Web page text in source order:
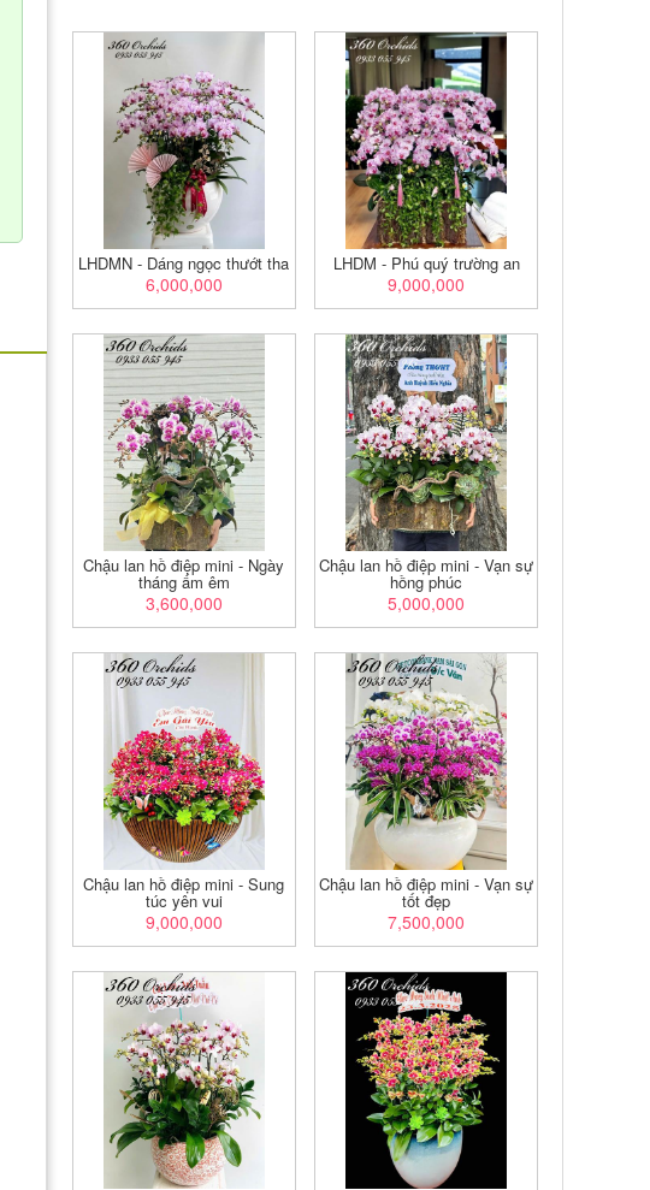
LHDMN - Dáng ngọc thướt tha
6,000,000
LHDM - Phú quý trường an
9,000,000
Chậu lan hồ điệp mini - Ngày
tháng ấm êm
3,600,000
Chậu lan hồ điệp mini - Vạn sự
hồng phúc
5,000,000
Chậu lan hồ điệp mini - Sung
túc yên vui
9,000,000
Chậu lan hồ điệp mini - Vạn sự
tốt đẹp
7,500,000